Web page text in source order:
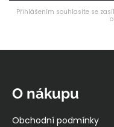
Přihlášením souhlasíte se
O nákupu
Obchodní podmínky